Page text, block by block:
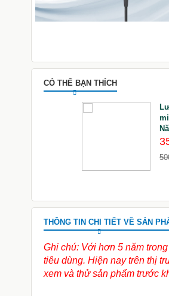
CÓ THỂ BẠN THÍCH
THÔNG TIN CHI TIẾT VỀ SẢN
Ghi chú: Với hơn 5 năm
tiêu dùng. Hiện nay trên thị
xem và thử sản phẩm trước